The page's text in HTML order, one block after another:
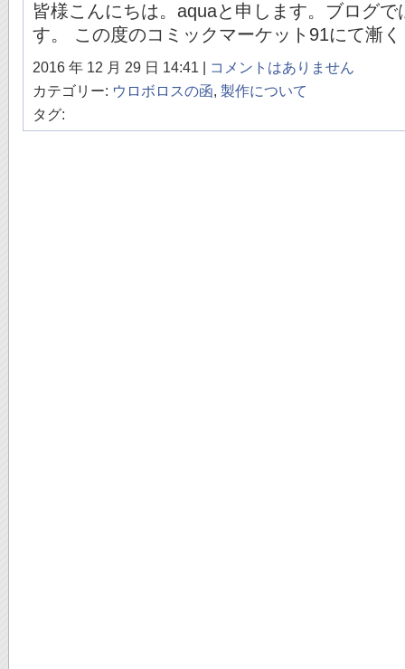
皆様こんにちは。aquaと申します。ブログ
す。 この度のコミックマーケット91にて漸
2016 年 12 月 29 日 14:41 | コメントはありません
カテゴリー: ウロボロスの函, 製作について
タグ: